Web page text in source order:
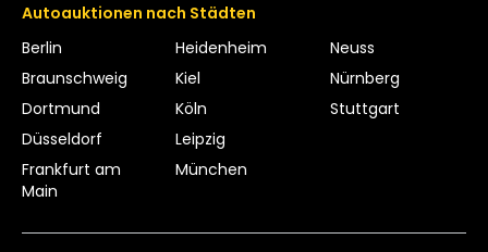
Autoauktionen nach Städten
Berlin
Braunschweig
Dortmund
Düsseldorf
Frankfurt am
Main
Heidenheim
Kiel
Köln
Leipzig
München
Neuss
Nürnberg
Stuttgart